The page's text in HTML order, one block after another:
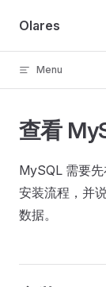
Skip to content
Olares
Menu
查看
MySQL 需要
安装流程，并
数据。